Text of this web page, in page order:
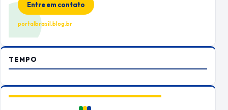
Entre em contato
portalbrasil.blog.br
TEMPO